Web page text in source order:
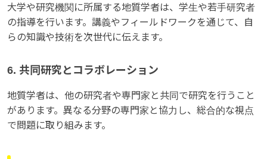
大学や研究機関に所属する地質学者は、学生や若手研究者
の指導を行います。講義やフィールドワークを通じて、自
らの知識や技術を次世代に伝えます。
6. 共同研究とコラボレーション
地質学者は、他の研究者や専門家と共同で研究を行うこと
があります。異なる分野の専門家と協力し、総合的な視点
で問題に取り組みます。